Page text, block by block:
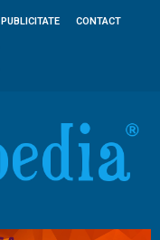
PUBLICITATE CONTACT